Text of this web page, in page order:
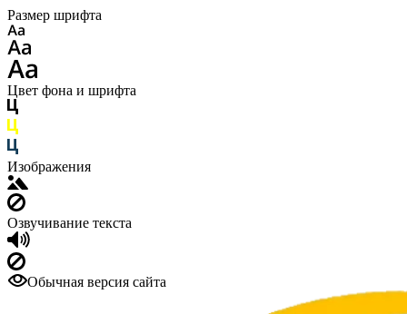
Размер шрифта
Цвет фона и шрифта
Изображения
Озвучивание текста
Обычная версия сайта